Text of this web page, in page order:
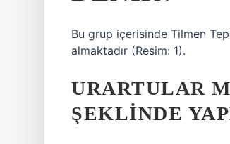
Bu grup içerisinde Tilmen
almaktadır (Resim: 1).
URARTULAR
ŞEKLINDE